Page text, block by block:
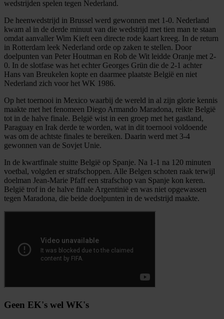
wedstrijden spelen tegen Nederland.
De heenwedstrijd in Brussel werd gewonnen met 1-0. Nederland
kwam al in de derde minuut van die wedstrijd met tien man te staan
omdat aanvaller Wim Kieft een directe rode kaart kreeg. In de return
in Rotterdam leek Nederland orde op zaken te stellen. Door
doelpunten van Peter Houtman en Rob de Wit leidde Oranje met 2-
0. In de slotfase was het echter Georges Grün die de 2-1 achter
Hans van Breukelen kopte en daarmee plaatste België en niet
Nederland zich voor het WK 1986.
Op het toernooi in Mexico waarbij de wereld in al zijn glorie kennis
maakte met het fenomeen Diego Armando Maradona, reikte België
tot in de halve finale. België wist in een groep met het gastland,
Paraguay en Irak derde te worden, wat in dit toernooi voldoende
was om de achtste finales te bereiken. Daarin werd met 3-4
gewonnen van de Sovjet Unie.
In de kwartfinale stuitte België op Spanje. Na 1-1 na 120 minuten
voetbal, volgden er strafschoppen. Alle Belgen schoten raak terwijl
doelman Jean-Marie Pfaff een strafschop van Spanje kon keren.
België trof in de halve finale Argentinië en was niet opgewassen
tegen Maradona, die beide doelpunten in de wedstrijd maakte.
Geen EK's wel WK's